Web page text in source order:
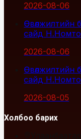
2026-08-06
Өвөлжилтийн
сайд
2026-08-06
Өвөлжилтийн
сайд
2026-08-05
Холбоо барих